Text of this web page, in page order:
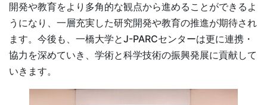
開発や教育をより多角的な観点から進めることができるよ
うになり、一層充実した研究開発や教育の推進が期待され
ます。今後も、一橋大学とJ-PARCセンターは更に連携・
協力を深めていき、学術と科学技術の振興発展に貢献して
いきます。